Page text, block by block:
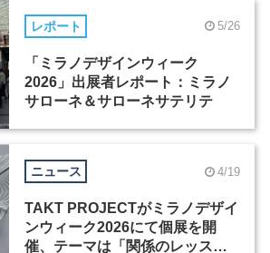
レポート 5/26
「ミラノデザインウィーク
2026」出展者レポート：ミラノ
サローネ＆サローネサテリテ
ニュース 4/19
TAKT PROJECTがミラノデザイ
ンウィーク2026にて個展を開
催、テーマは「関係のレッス